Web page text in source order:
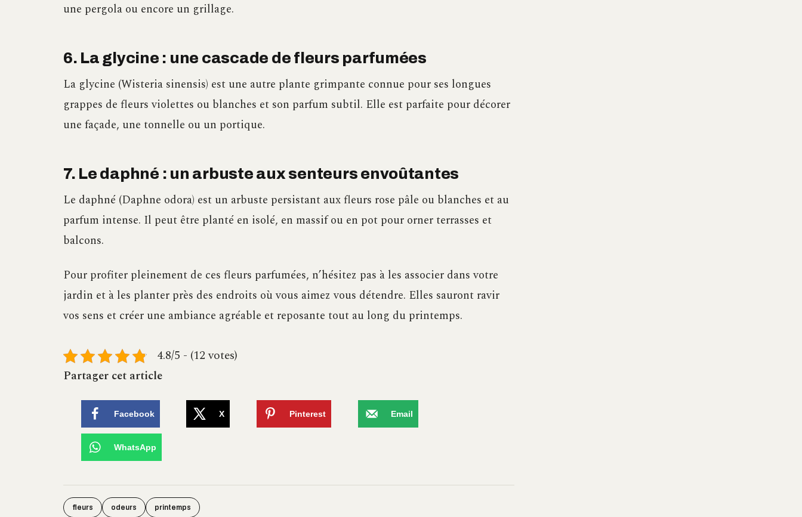
une pergola ou encore un grillage.
6. La glycine : une cascade de fleurs parfumées
La glycine (Wisteria sinensis) est une autre plante grimpante connue pour ses longues
grappes de fleurs violettes ou blanches et son parfum subtil. Elle est parfaite pour décorer
une façade, une tonnelle ou un portique.
7. Le daphné : un arbuste aux senteurs envoûtantes
Le daphné (Daphne odora) est un arbuste persistant aux fleurs rose pâle ou blanches et au
parfum intense. Il peut être planté en isolé, en massif ou en pot pour orner terrasses et
balcons.
Pour profiter pleinement de ces fleurs parfumées, n’hésitez pas à les associer dans votre
jardin et à les planter près des endroits où vous aimez vous détendre. Elles sauront ravir
vos sens et créer une ambiance agréable et reposante tout au long du printemps.
4.8/5 - (12 votes)
Partager cet article
Facebook X Pinterest Email
WhatsApp
fleurs odeurs printemps